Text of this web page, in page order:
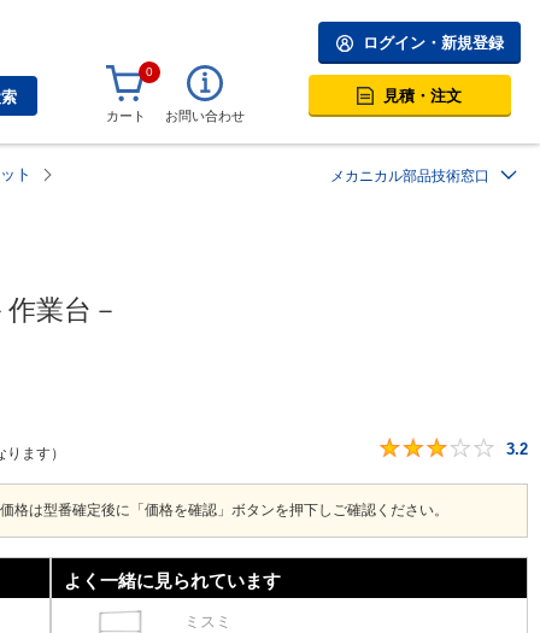
ログイン・新規登録
0
カート お問い合わせ
見積・注文
ト
メカニカル部品技術窓口
業台－
ます） 3.2
格は型番確定後に「価格を確認」ボタンを押下しご確認ください。
よく一緒に見られています
ミスミ